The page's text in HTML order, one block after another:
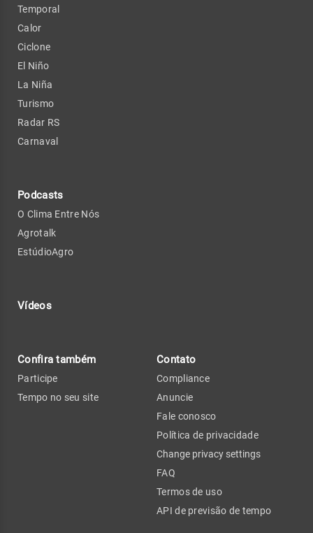
Temporal
Calor
Ciclone
El Niño
La Niña
Turismo
Radar RS
Carnaval
Podcasts
O Clima Entre Nós
Agrotalk
EstúdioAgro
Vídeos
Confira também
Participe
Tempo no seu site
Contato
Compliance
Anuncie
Fale conosco
Política de privacidade
Change privacy settings
FAQ
Termos de uso
API de previsão de tempo